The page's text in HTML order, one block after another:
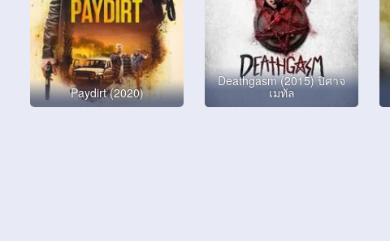
Paydirt (2020)
Deathgasm (2015) ปิศาจ
เมทัล